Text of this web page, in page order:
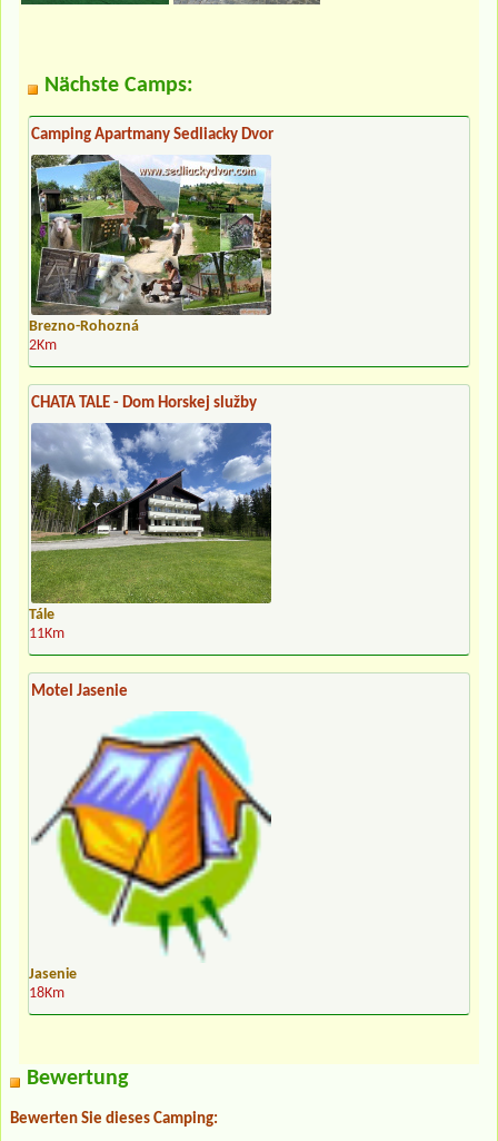
Nächste Camps:
Camping Apartmany Sedliacky Dvor
Brezno-Rohozná
2Km
CHATA TALE - Dom Horskej služby
Tále
11Km
Motel Jasenie
Jasenie
18Km
Bewertung
Bewerten Sie dieses Camping: